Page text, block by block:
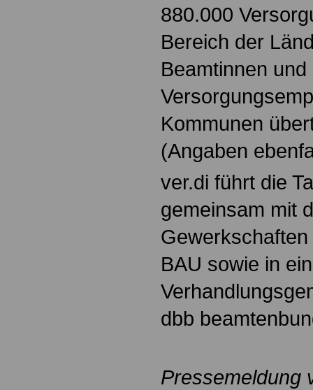
880.000
Bereich der
Beamtinnen
Kommunen
(Angaben
ver.di führt die
gemeinsam mit
BAU sowie in
dbb
Pressemeldung